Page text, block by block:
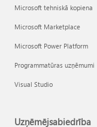
Microsoft tehniskā kopiena
Microsoft Marketplace
Microsoft Power Platform
Programmatūras uzņēmumi
Visual Studio
Uzņēmējsabiedrība